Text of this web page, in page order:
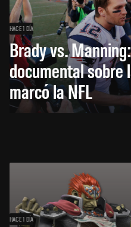
HACE 1 DÍA
Brady vs.
documental sobre
marcó la NFL
HACE 1 DÍA